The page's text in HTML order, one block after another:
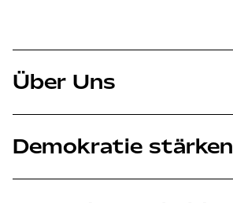
Über Uns
Demokratie stärken